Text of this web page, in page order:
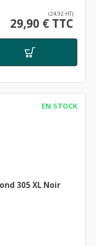
(24,92 HT)
29,90 € TTC
EN STOCK
305 XL Noir